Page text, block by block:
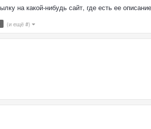
на какой-нибудь сайт, где есть ее
(и ещё #)